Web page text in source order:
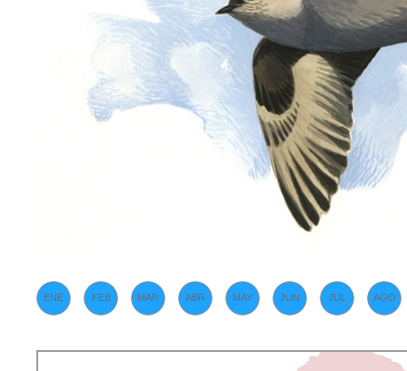
ENE FEB MAR ABR MAY JUN JUL AGO